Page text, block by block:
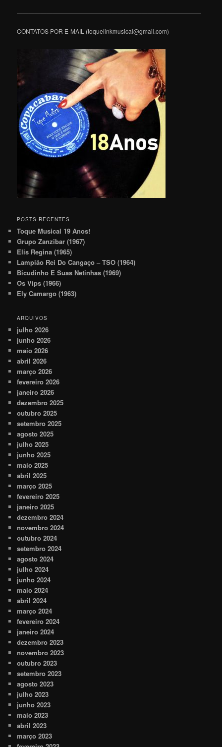
———————————————————————————————
CONTATOS POR E-MAIL (toquelinkmusical@gmail.com)
POSTS RECENTES
Toque Musical 19 Anos!
Grupo Zanzibar (1967)
Elis Regina (1965)
Lampião Rei Do Cangaço – TSO (1964)
Bicudinho E Suas Netinhas (1969)
Os Vips (1966)
Ely Camargo (1963)
ARQUIVOS
julho 2026
junho 2026
maio 2026
abril 2026
março 2026
fevereiro 2026
janeiro 2026
dezembro 2025
outubro 2025
setembro 2025
agosto 2025
julho 2025
junho 2025
maio 2025
abril 2025
março 2025
fevereiro 2025
janeiro 2025
dezembro 2024
novembro 2024
outubro 2024
setembro 2024
agosto 2024
julho 2024
junho 2024
maio 2024
abril 2024
março 2024
fevereiro 2024
janeiro 2024
dezembro 2023
novembro 2023
outubro 2023
setembro 2023
agosto 2023
julho 2023
junho 2023
maio 2023
abril 2023
março 2023